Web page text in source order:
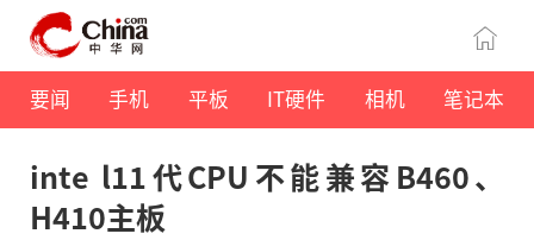
要闻 手机 平板 IT硬件 相机 笔记本
inte l11代CPU不能兼容B460、
H410主板